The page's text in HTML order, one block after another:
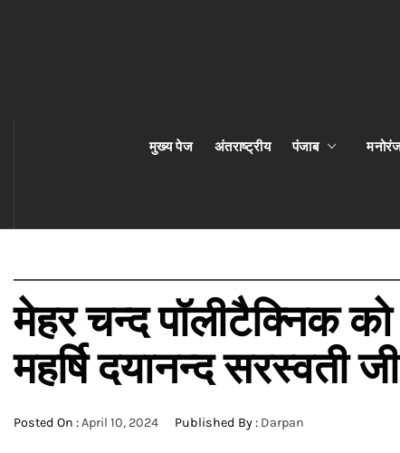
मुख्य पेज अंतराष्ट्रीय पंजाब
मेहर चन्द पॉलीटैक्निक
महर्षि दयानन्द सरस्वती जी
Posted On :April 10, 2024 Published By : Darpan